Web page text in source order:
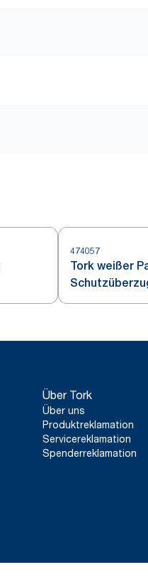
474057
Tork weißer
Über Tork
Über uns
Produktreklamation
Servicereklamation
Spenderreklamation